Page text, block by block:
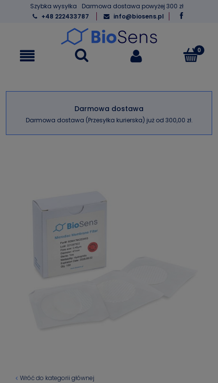
Szybka wysyłka
Darmowa dostawa powyżej 300 zł
+48 222433787
info@biosens.pl
Darmowa dostawa
Darmowa dostawa (Przesyłka kurierska) już od 300,00 zł.
Wróć do kategorii głównej